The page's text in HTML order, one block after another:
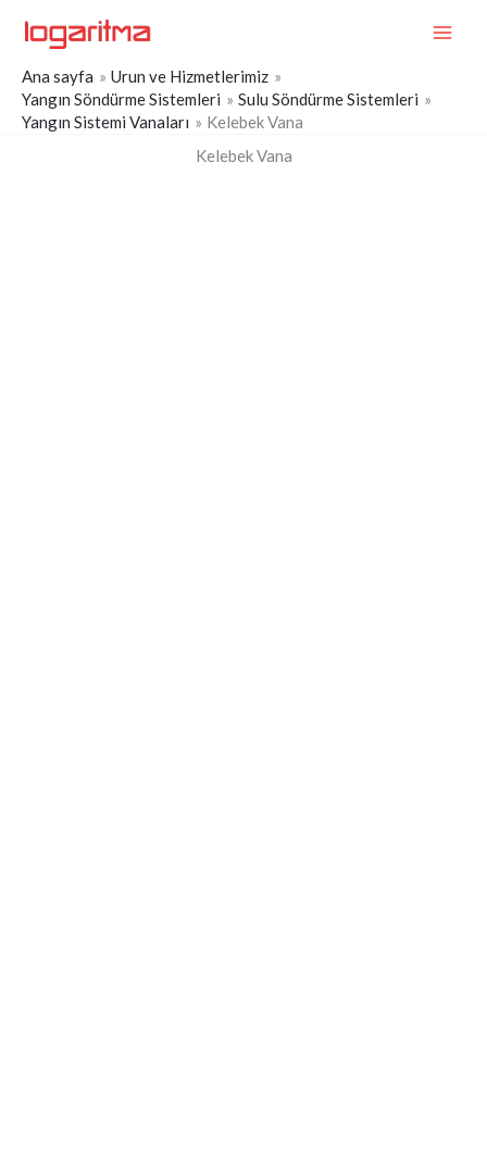
atla
Ana sayfa
Urun ve Hizmetlerimiz
Yangın Söndürme Sistemleri
Sulu Söndürme Sistemleri
Yangın Sistemi Vanaları
Kelebek Vana
Kelebek Vana